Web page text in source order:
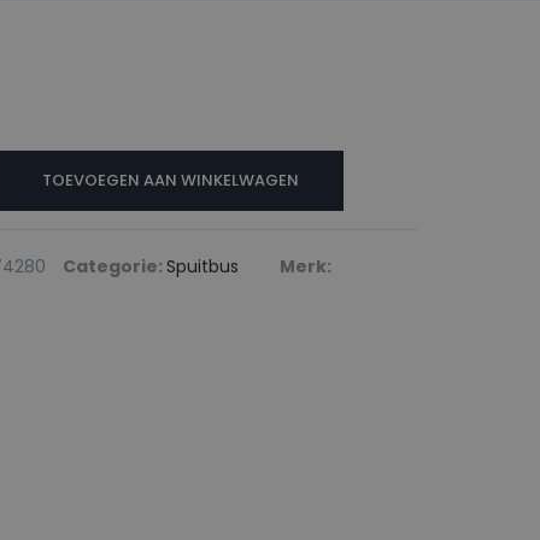
TOEVOEGEN AAN WINKELWAGEN
Categorie: Spuitbus
Merk: